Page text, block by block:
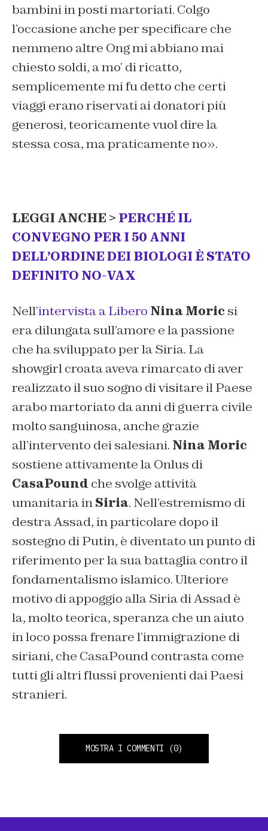
bambini in posti martoriati. Colgo
l’occasione anche per specificare che
nemmeno altre Ong mi abbiano mai
chiesto soldi, a mo’ di ricatto,
semplicemente mi fu detto che certi
viaggi erano riservati ai donatori più
generosi, teoricamente vuol dire la
stessa cosa, ma praticamente no».
LEGGI ANCHE > PERCHÉ IL
CONVEGNO PER I 50 ANNI
DELL’ORDINE DEI BIOLOGI È STATO
DEFINITO NO-VAX
Nell’intervista a Libero Nina Moric si
era dilungata sull’amore e la passione
che ha sviluppato per la Siria. La
showgirl croata aveva rimarcato di aver
realizzato il suo sogno di visitare il Paese
arabo martoriato da anni di guerra civile
molto sanguinosa, anche grazie
all’intervento dei salesiani. Nina Moric
sostiene attivamente la Onlus di
CasaPound che svolge attività
umanitaria inSiria. Nell’estremismo di
destra Assad, in particolare dopo il
sostegno di Putin, è diventato un punto di
riferimento per la sua battaglia contro il
fondamentalismo islamico. Ulteriore
motivo di appoggio alla Siria di Assad è
la, molto teorica, speranza che un aiuto
in loco possa frenare l’immigrazione di
siriani, che CasaPound contrasta come
tutti gli altri flussi provenienti dai Paesi
stranieri.
MOSTRA I COMMENTI (0)